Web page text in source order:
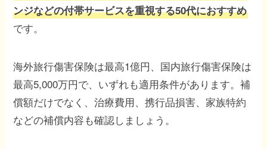
ンジなどの付帯サービスを重視する50代におすすめ
です。
海外旅行傷害保険は最高1億円、国内旅行傷害保険は
最高5,000万円で、いずれも適用条件があります。補
償額だけでなく、治療費用、携行品損害、家族特約
などの補償内容も確認しましょう。